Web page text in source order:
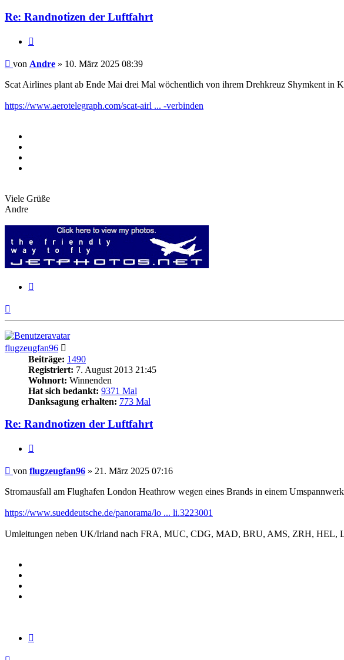
Re: Randnotizen der Luftfahrt
Beitrag
von Andre » 10. März 2025 08:39
Scat Airlines plant ab Ende Mai drei Mal wöchentlich von ihrem Drehkreuz Shymkent in
https://www.aerotelegraph.com/scat-airl ... -verbinden
Viele Grüße
Andre
flugzeugfan96
Beiträge: 1490
Registriert: 7. August 2013 21:45
Wohnort: Winnenden
Hat sich bedankt: 9371 Mal
Danksagung erhalten: 773 Mal
Re: Randnotizen der Luftfahrt
Beitrag
von flugzeugfan96 » 21. März 2025 07:16
Stromausfall am Flughafen London Heathrow wegen eines Brands in einem
https://www.sueddeutsche.de/panorama/lo ... li.3223001
Umleitungen neben UK/Irland nach FRA, MUC, CDG, MAD, BRU, AMS, ZRH, HEL,